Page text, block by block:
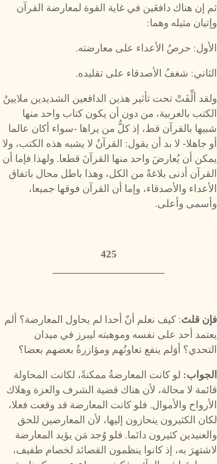
ثم إن هناك دافعَين في غاية القوة لمعارضة القرآن
وإتيان مثيله وهما:
الأول: حرصُ الأعداء على معارضته.
الثاني: شغفُ الأصدقاء على تقليده.
ولقد ألِّفَتْ تحت تأثير هذين الدافعين الشديدين ملايينُ
الكتب بالعربية، من دون أن يكون كتاب واحد منها
شبيها بالقرآن قط، إذ كلُّ من يراها -سواء أكان عالما
أو جاهلا- لا بد أن يقول: القرآنُ لا يشبه هذه الكتب، ولا
يمكن أن يُعارضَ واحد منها القرآنَ قطعا. ولهذا فإما أن
القرآن أدنى بلاغةً من الكل، وهذا باطل محال باتفاق
الأعداء والأصدقاء، وإما أن القرآن فوقها جميعا،
وأسمى وأعلى.
425
فإن قلتَ: كيف نعلم أنّ أحدا لم يحاول المعارضة؟ ألم
يعتمد أحد على نفسه وموهبته ليبرز في ميدان
التحدي؟ أوَلم ينفع تعاونُهم ومؤازرةُ بعضهم بعضا؟
الجواب: لو كانت المعارضةُ ممكنةً، لكانت المحاولة
قائمة لا محالة، لأن هناك قضية الشرف والعزة وهلاك
الأرواح والأموال. فلو كانت المعارضة قد وقعت فعلا،
لكان الكثيرون ينحازون إليها، لأن المعارضين للحق
والعنيدين كثيرون دائما. فلو وُجد مَن يؤيد المعارضة
لاشتهرَ به، إذ كانوا ينظمون القصائد لخصام طفيف،